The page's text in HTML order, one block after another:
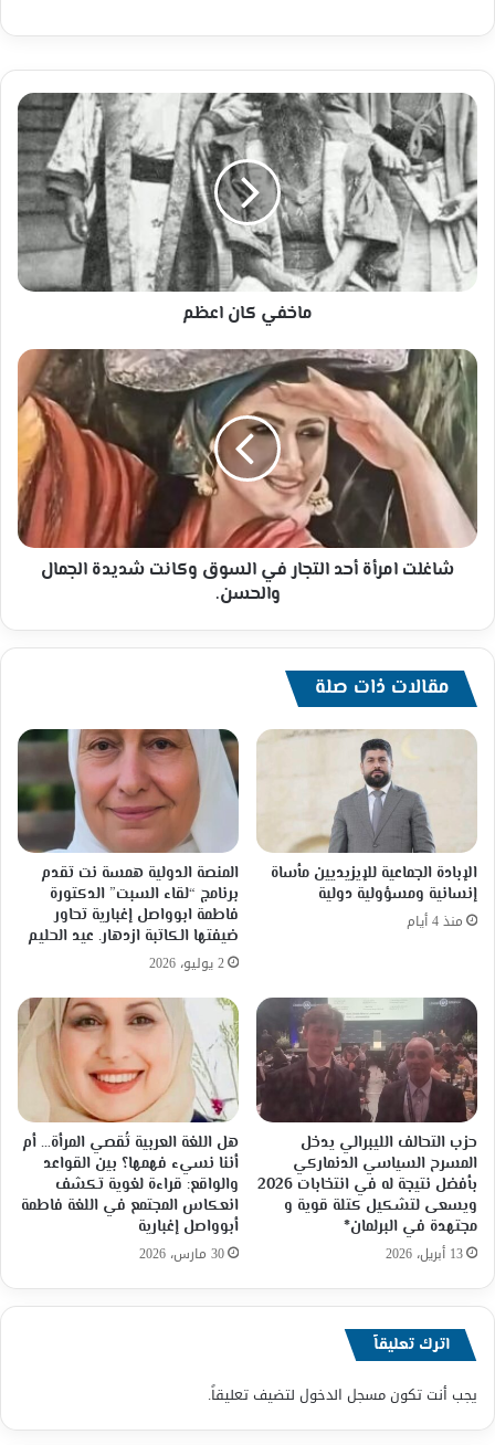
ماخفي
كان
اعظم
ماخفي كان اعظم
شاغلت
امرأة
أحد
التجار
في
السوق
وكانت
شديدة
الجمال
والحسن.
شاغلت امرأة أحد التجار في السوق وكانت شديدة الجمال
والحسن.
مقالات ذات صلة
الإبادة الجماعية للإيزيديين مأساة
إنسانية ومسؤولية دولية
منذ 4 أيام
المنصة الدولية همسة نت تقدم
برنامج “لقاء السبت” الدكتورة
فاطمة ابوواصل إغبارية تحاور
ضيفتها الكاتبة ازدهار. عيد الحليم
2 يوليو، 2026
حزب التحالف الليبرالي يدخل
المسرح السياسي الدنماركي
بأفضل نتيجة له في انتخابات 2026
ويسعى لتشكيل كتلة قوية و
مجتهدة في البرلمان*
13 أبريل، 2026
هل اللغة العربية تُقصي المرأة… أم
أننا نسيء فهمها؟ بين القواعد
والواقع: قراءة لغوية تكشف
انعكاس المجتمع في اللغة فاطمة
أبوواصل إغبارية
30 مارس، 2026
اترك تعليقاً
يجب أنت تكونمسجل الدخول لتضيف تعليقاً.